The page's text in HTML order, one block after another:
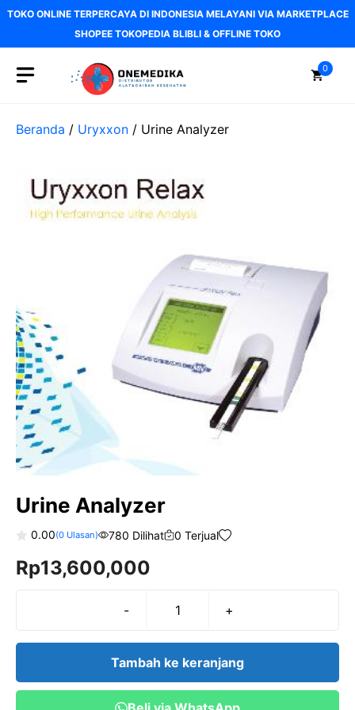
Langsung
isi
TOKO ONLINE TERPERCAYA DI INDONESIA MELAYANI VIA MARKETPLACE
SHOPEE TOKOPEDIA BLIBLI & OFFLINE TOKO
0
Beranda / Uryxxon / Urine Analyzer
Urine Analyzer
o
u
0.00(0Ulasan) 780 Dilihat 0 Terjual
Rp13,600,000
-
Kuantitas
Analyzer
+
Tambah ke keranjang